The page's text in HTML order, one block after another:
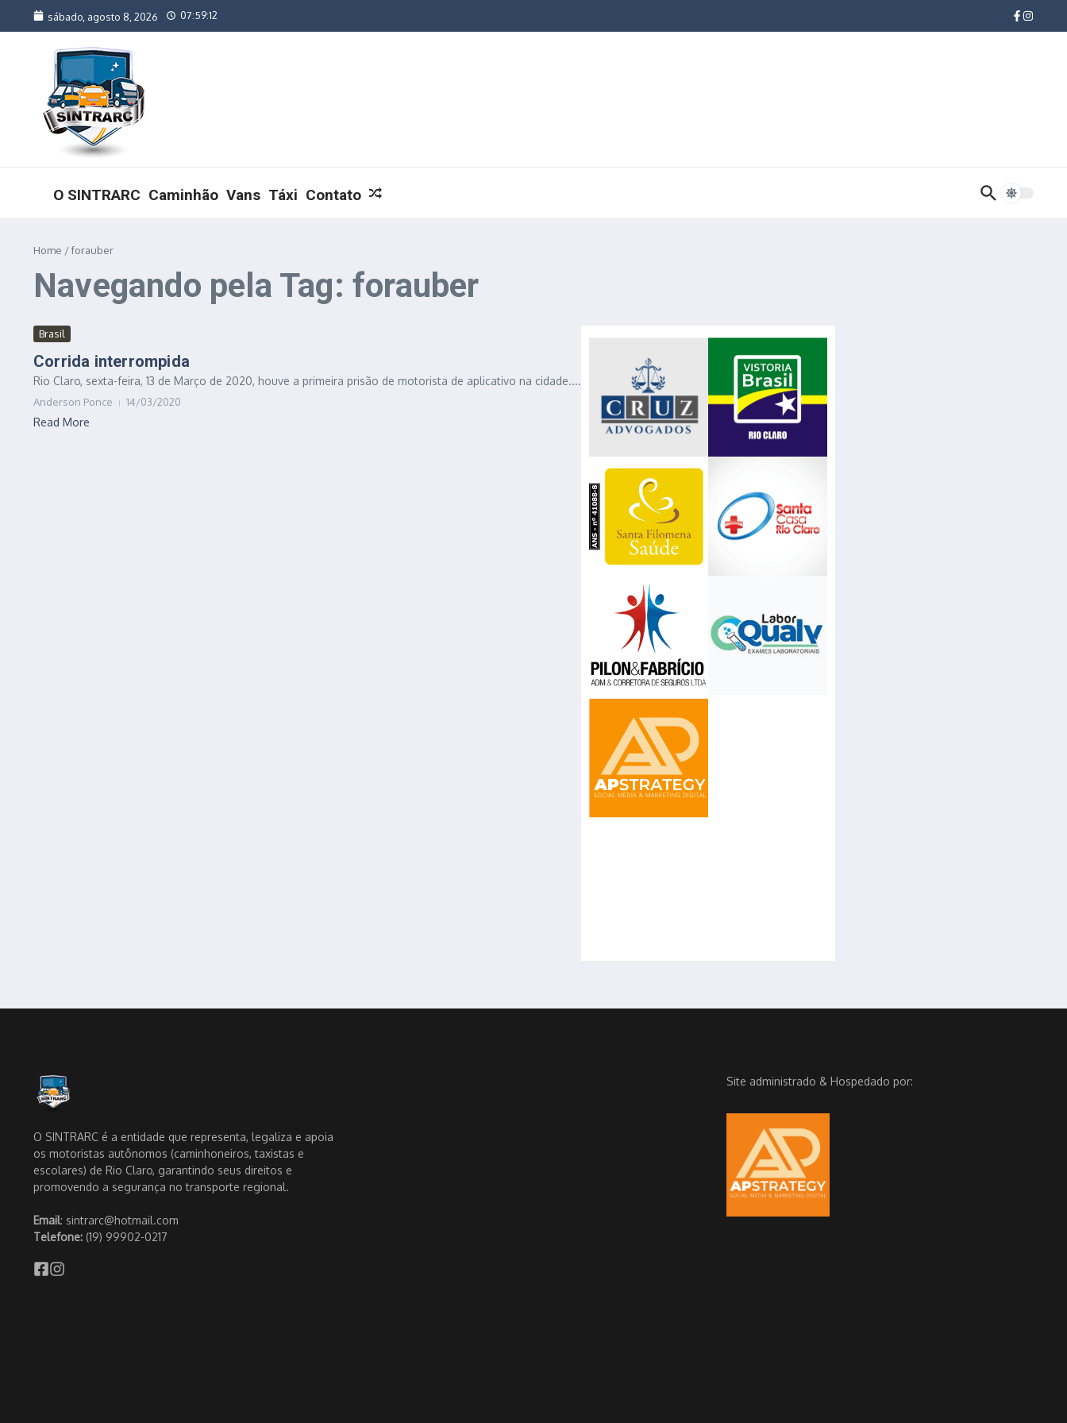
Ir para o conteúdo
sábado, agosto 8, 2026 07:59:12
O SINTRARC Caminhão Vans Táxi Contato
Home /forauber
Navegando pela Tag: forauber
Brasil
Corrida interrompida
Rio Claro, sexta-feira, 13 de Março de 2020, houve a primeira prisão de motorista de aplicativo na cidade....
Anderson Ponce 14/03/2020
Read More
O SINTRARC é a entidade que representa, legaliza e apoia
os motoristas autônomos (caminhoneiros, taxistas e
escolares) de Rio Claro, garantindo seus direitos e
promovendo a segurança no transporte regional.
Email: sintrarc@hotmail.com
Telefone: (19) 99902-0217
Site administrado & Hospedado por: